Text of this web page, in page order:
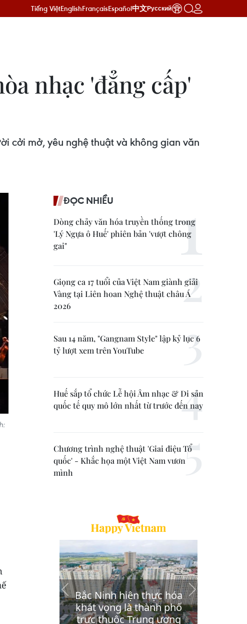
Tiếng ViệtEnglishFrançaisEspañol中文Русский
nhạc 'đẳng cấp'
cởi mở, yêu nghệ thuật và không gian văn
ĐỌC NHIỀU
Dòng chảy văn hóa truyền thống trong
'Lý Ngựa ô Huế' phiên bản 'vượt chông
gai"
Giọng ca 17 tuổi của Việt Nam giành giải
Vàng tại Liên hoan Nghệ thuật châu Á
2026
Sau 14 năm, "Gangnam Style" lập kỷ lục 6
tỷ lượt xem trên YouTube
Huế sắp tổ chức Lễ hội Âm nhạc & Di sản
quốc tế quy mô lớn nhất từ trước đến nay
Chương trình nghệ thuật 'Giai điệu Tổ
quốc' - Khắc họa một Việt Nam vươn
mình